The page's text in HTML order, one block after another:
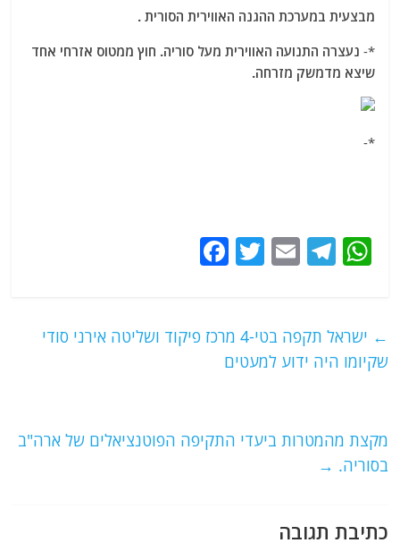
מבצעית במערכת ההגנה האווירית הסורית .
*- נעצרה התנועה האווירית מעל סוריה. חוץ ממטוס אזרחי אחד
שיצא מדמשק מזרחה.
*-
W
s
A
T
g
ra
E
l
T
er
e
k
←
ישראל תקפה בטי-4 מרכז פיקוד ושליטה אירני סודי
שקיומו היה ידוע למעטים
מקצת מהמטרות ביעדי התקיפה הפוטנציאלים של ארה"ב
בסוריה. →
כתיבת תגובה